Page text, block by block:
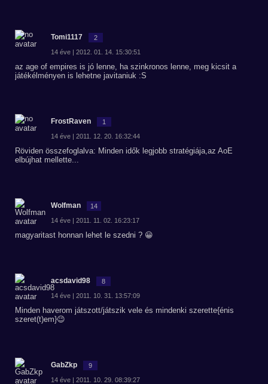
Tomi1117 2
14 éve | 2012. 01. 14. 15:30:51
az age of empires is jó lenne, ha szinkronos lenne, meg kicsit a
játékélményen is lehetne javitaniuk :S
FrostRaven 1
14 éve | 2011. 12. 20. 16:32:44
Röviden összefoglalva: Minden idők legjobb stratégiája,az AoE
elbújhat mellette...
Wolfman 14
14 éve | 2011. 11. 02. 16:23:17
magyaritast honnan lehet le szedni ? 😀
acsdavid98 8
14 éve | 2011. 10. 31. 13:57:09
Minden haverom játszott/játszik vele és mindenki szerette{énis
szeret(t)em}😉
GabZkp 9
14 éve | 2011. 10. 29. 08:39:27